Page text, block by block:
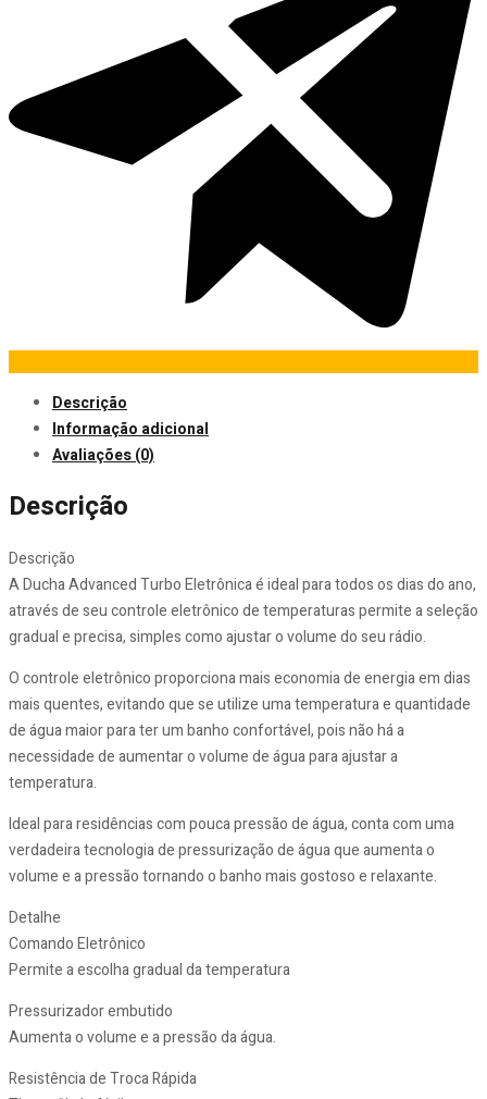
Descrição
Informação adicional
Avaliações (0)
Descrição
Descrição
A Ducha Advanced Turbo Eletrônica é ideal para todos os dias do ano,
através de seu controle eletrônico de temperaturas permite a seleção
gradual e precisa, simples como ajustar o volume do seu rádio.
O controle eletrônico proporciona mais economia de energia em dias
mais quentes, evitando que se utilize uma temperatura e quantidade
de água maior para ter um banho confortável, pois não há a
necessidade de aumentar o volume de água para ajustar a
temperatura.
Ideal para residências com pouca pressão de água, conta com uma
verdadeira tecnologia de pressurização de água que aumenta o
volume e a pressão tornando o banho mais gostoso e relaxante.
Detalhe
Comando Eletrônico
Permite a escolha gradual da temperatura
Pressurizador embutido
Aumenta o volume e a pressão da água.
Resistência de Troca Rápida